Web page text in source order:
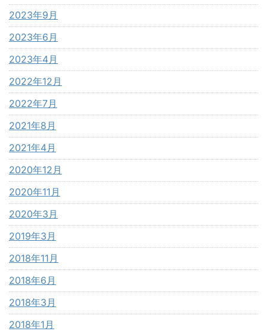
2023年9月
2023年6月
2023年4月
2022年12月
2022年7月
2021年8月
2021年4月
2020年12月
2020年11月
2020年3月
2019年3月
2018年11月
2018年6月
2018年3月
2018年1月